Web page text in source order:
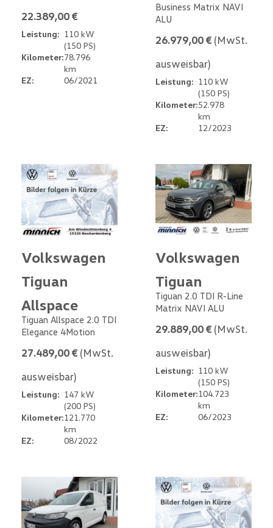
22.389,00 €
Leistung: 110 kW
(150 PS)
Kilometer:78.796
km
EZ:
06/2021
Business Matrix NAVI
ALU
26.979,00 € (MwSt.
ausweisbar)
Leistung: 110 kW
(150 PS)
Kilometer:52.978
km
EZ:
12/2023
Volkswagen
Tiguan
Allspace
Tiguan Allspace 2.0 TDI
Elegance 4Motion
27.489,00 € (MwSt.
ausweisbar)
Leistung: 147 kW
(200 PS)
Kilometer:121.770
km
EZ:
08/2022
Volkswagen
Tiguan
Tiguan 2.0 TDI R-Line
Matrix NAVI ALU
29.889,00 € (MwSt.
ausweisbar)
Leistung: 110 kW
(150 PS)
Kilometer:104.723
km
EZ:
06/2023